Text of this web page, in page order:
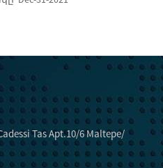
Tas Apt.10/6 Maltepe/